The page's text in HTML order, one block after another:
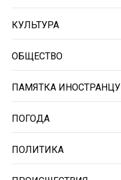
КУЛЬТУРА
ОБЩЕСТВО
ПАМЯТКА ИНОСТРАНЦУ
ПОГОДА
ПОЛИТИКА